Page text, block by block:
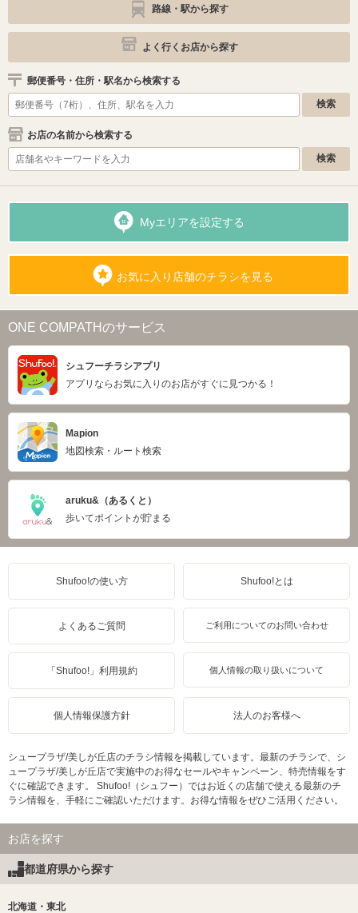
路線・駅から探す
よく行くお店から探す
郵便番号・住所・駅名から検索する
お店の名前から検索する
Myエリアを設定する
お気に入り店舗のチラシを見る
ONE COMPATHのサービス
シュフーチラシアプリ
アプリならお気に入りのお店がすぐに見つかる！
Mapion
地図検索・ルート検索
aruku&（あるくと）
歩いてポイントが貯まる
Shufoo!の使い方 Shufoo!とは
よくあるご質問 ご利用についてのお問い合わせ
「Shufoo!」利用規約 個人情報の取り扱いについて
個人情報保護方針 法人のお客様へ
シュープラザ/美しが丘店のチラシ情報を掲載しています。最新のチラシで、シ
ュープラザ/美しが丘店で実施中のお得なセールやキャンペーン、特売情報をす
ぐに確認できます。 Shufoo!（シュフー）ではお近くの店舗で使える最新のチ
ラシ情報を、手軽にご確認いただけます。お得な情報をぜひご活用ください。
お店を探す
都道府県から探す
北海道・東北